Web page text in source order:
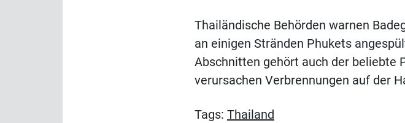
Thailändische Behörden warnen
an einigen Stränden Phukets
Abschnitten gehört auch der beliebte
verursachen Verbrennungen auf der
Tags: Thailand